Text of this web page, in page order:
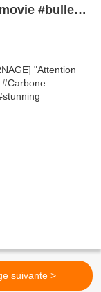
#bullet
suivante >